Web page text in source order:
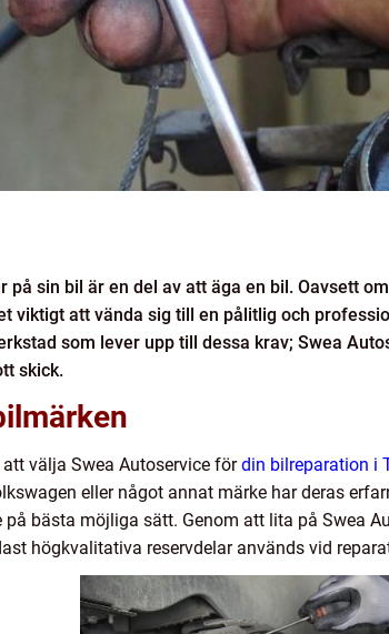
sin bil är en del av att äga en bil. Oavsett
viktigt att vända sig till en pålitlig och
som lever upp till dessa krav; Swea
skick.
välja Swea Autoservice fördin bilreparation i
eller något annat märke har deras
bästa möjliga sätt. Genom att lita på Swea
högkvalitativa reservdelar används vid